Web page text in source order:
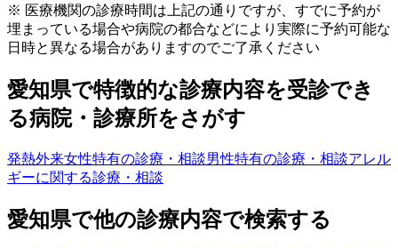
※ 医療機関の診療時間は上記の通りですが、すでに予約が
埋まっている場合や病院の都合などにより実際に予約可能な
日時と異なる場合がありますのでご了承ください
愛知県で特徴的な診療内容を受診でき
る病院・診療所をさがす
発熱外来女性特有の診療・相談男性特有の診療・相談アレル
ギーに関する診療・相談
愛知県で他の診療内容で検索する